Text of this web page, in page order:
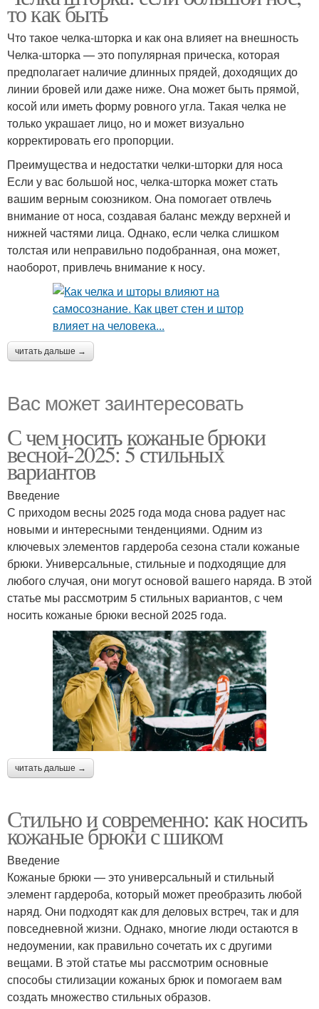
то как быть
Что такое челка-шторка и как она влияет на внешность
Челка-шторка — это популярная прическа, которая
предполагает наличие длинных прядей, доходящих до
линии бровей или даже ниже. Она может быть прямой,
косой или иметь форму ровного угла. Такая челка не
только украшает лицо, но и может визуально
корректировать его пропорции.
Преимущества и недостатки челки-шторки для носа
Если у вас большой нос, челка-шторка может стать
вашим верным союзником. Она помогает отвлечь
внимание от носа, создавая баланс между верхней и
нижней частями лица. Однако, если челка слишком
толстая или неправильно подобранная, она может,
наоборот, привлечь внимание к носу.
читать дальше →
Вас может заинтересовать
С чем носить кожаные брюки
весной-2025: 5 стильных
вариантов
Введение
С приходом весны 2025 года мода снова радует нас
новыми и интересными тенденциями. Одним из
ключевых элементов гардероба сезона стали кожаные
брюки. Универсальные, стильные и подходящие для
любого случая, они могут основой вашего наряда. В этой
статье мы рассмотрим 5 стильных вариантов, с чем
носить кожаные брюки весной 2025 года.
читать дальше →
Стильно и современно: как носить
кожаные брюки с шиком
Введение
Кожаные брюки — это универсальный и стильный
элемент гардероба, который может преобразить любой
наряд. Они подходят как для деловых встреч, так и для
повседневной жизни. Однако, многие люди остаются в
недоумении, как правильно сочетать их с другими
вещами. В этой статье мы рассмотрим основные
способы стилизации кожаных брюк и помогаем вам
создать множество стильных образов.